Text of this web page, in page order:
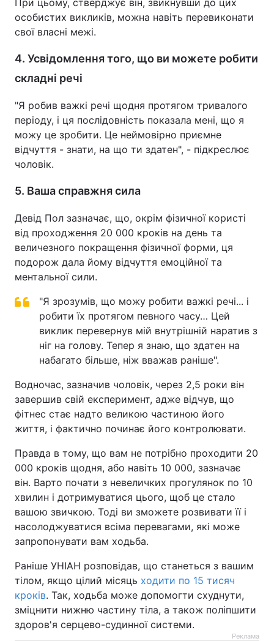
особистих викликів, можна навіть перевиконати
свої власні межі.
4. Усвідомлення того, що ви можете робити
складні речі
"Я робив важкі речі щодня протягом тривалого
періоду, і ця послідовність показала мені, що я
можу це зробити. Це неймовірно приємне
відчуття - знати, на що ти здатен", - підкреслює
чоловік.
5. Ваша справжня сила
Девід Пол зазначає, що, окрім фізичної користі
від проходження 20 000 кроків на день та
величезного покращення фізичної форми, ця
подорож дала йому відчуття емоційної та
ментальної сили.
"Я зрозумів, що можу робити важкі речі... і
робити їх протягом певного часу… Цей
виклик перевернув мій внутрішній наратив з
ніг на голову. Тепер я знаю, що здатен на
набагато більше, ніж вважав раніше".
Водночас, зазначив чоловік, через 2,5 роки він
завершив свій експеримент, адже відчув, що
фітнес стає надто великою частиною його
життя, і фактично починає його контролювати.
Правда в тому, що вам не потрібно проходити 20
000 кроків щодня, або навіть 10 000, зазначає
він. Варто почати з невеличких прогулянок по 10
хвилин і дотримуватися цього, щоб це стало
вашою звичкою. Тоді ви зможете розвивати її і
насолоджуватися всіма перевагами, які може
запропонувати вам ходьба.
Раніше УНІАН розповідав, що станеться з вашим
тілом, якщо цілий місяць ходити по 15 тисяч
кроків. Так, ходьба може допомогти схуднути,
зміцнити нижню частину тіла, а також поліпшити
здоров'я серцево-судинної системи.
Реклама